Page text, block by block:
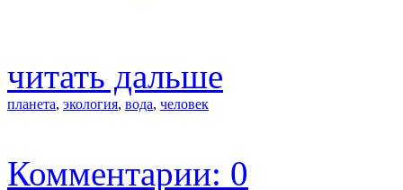
читать дальше
планета, экология, вода, человек
Комментарии: 0